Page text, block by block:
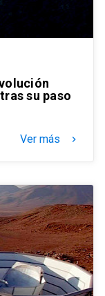
su paso
Ver más keyboard_arrow_right